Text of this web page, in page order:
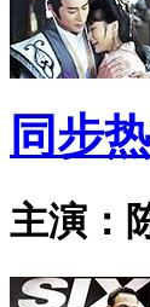
同步
主演：